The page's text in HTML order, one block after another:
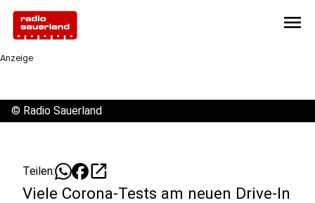
menu
Anzeige
© Radio Sauerland
Teilen: open_in_new
Viele Corona-Tests am neuen Drive-In